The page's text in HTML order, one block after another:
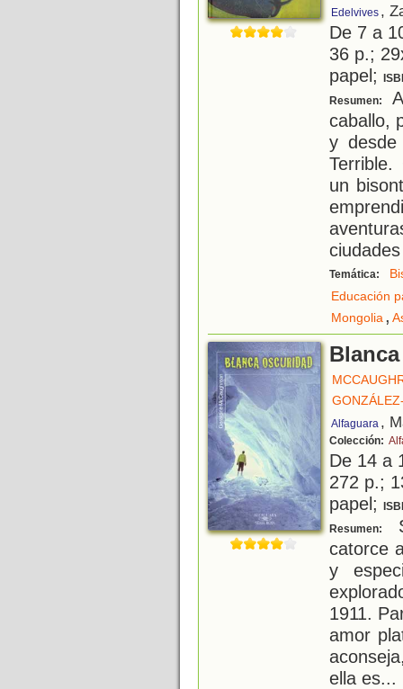
Edelvives ,
De 7 a
36 p.;
papel;
Resumen:
caballo,
y desde
un
Temática:
Educación
Mongolia ,
Alfaguara ,
Colección:
De 14 a
272 p.;
papel;
Resumen:
catorce
y
1911.
amor
ella es...